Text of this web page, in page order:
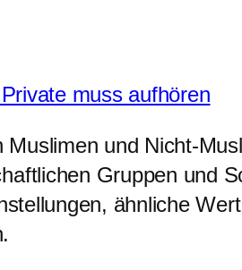
muss aufhören
und Nicht-
Gruppen und
ähnliche